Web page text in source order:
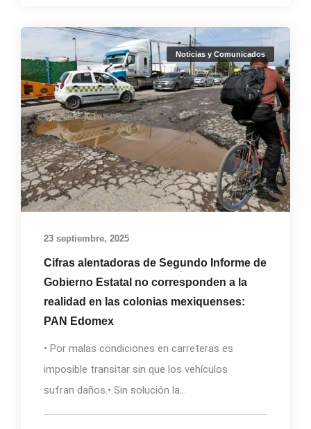
Noticias y Comunicados
23 septiembre, 2025
Cifras alentadoras de Segundo Informe de
Gobierno Estatal no corresponden a la
realidad en las colonias mexiquenses:
PAN Edomex
• Por malas condiciones en carreteras es
imposible transitar sin que los vehículos
sufran daños.• Sin solución la...